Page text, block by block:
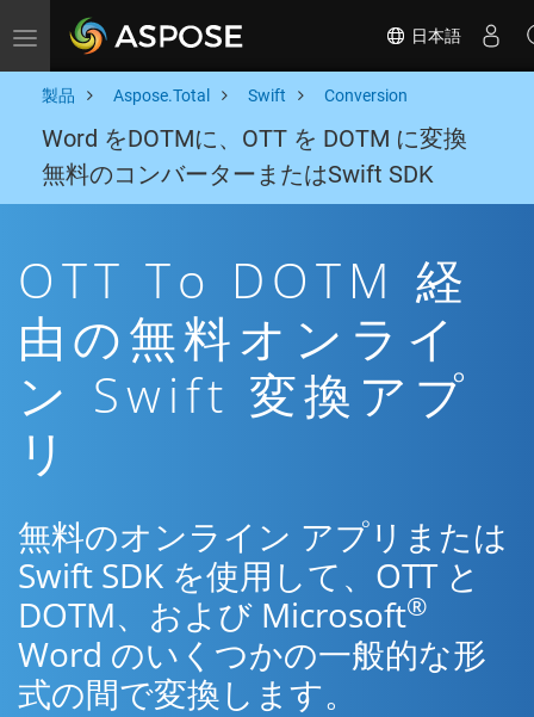
Toggle navigation 日本語
製品 Aspose.Total Swift Conversion
Word をDOTMに、OTT を DOTM に変換
無料のコンバーターまたはSwift SDK
OTT To DOTM 経
由の無料オンライ
ン Swift 変換アプ
リ
無料のオンライン アプリまたは
Swift SDK を使用して、OTT と
DOTM、および Microsoft®
Word のいくつかの一般的な形
式の間で変換します。